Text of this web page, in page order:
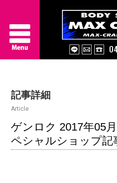
About Us
Works
Information
記事詳細
Article
ゲンロク 2017年
ペシャルショップ記